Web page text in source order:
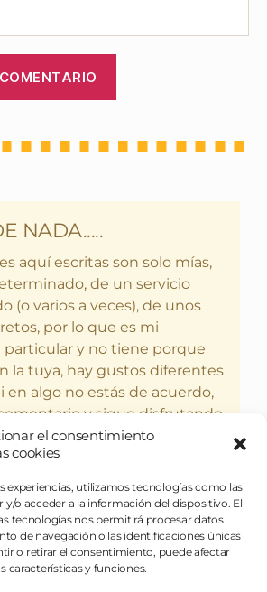
el consentimiento
cookies
experiencias, utilizamos tecnologías como las
y/o acceder a la información del dispositivo. El
tecnologías nos permitirá procesar datos
de navegación o las identificaciones únicas
o retirar el consentimiento, puede afectar
características y funciones.
NADA.....
aquí escritas son solo mías,
de un servicio
(o varios a veces), de unos
por lo que es mi
particular y no tiene porque
la tuya, hay gustos diferentes
en algo no estás de acuerdo,
y sigue disfrutando
y el glotoneo.